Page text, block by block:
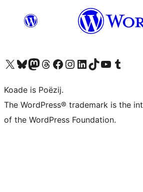
Visit our X (formerly Twitter) account
Visit our Bluesky account
Visit our Mastodon account
Visit our Threads account
Besykje ús Facebook sideBesykje ús Instagram-akkount
Besykje ús LinkedIn akkount
Visit our TikTok account
Visit our YouTube channel
Visit our Tumblr
Koade is Poëzij.
The WordPress® trademark is the
of the WordPress Foundation.